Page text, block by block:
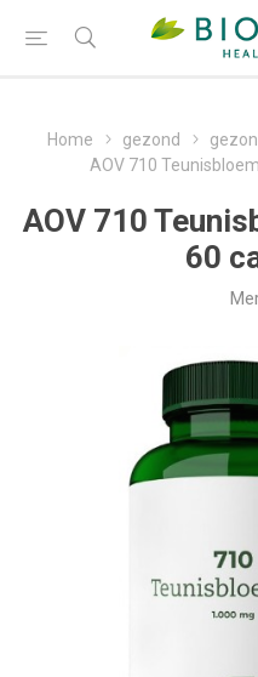
Home gezond
AOV 710
AOV 710
60